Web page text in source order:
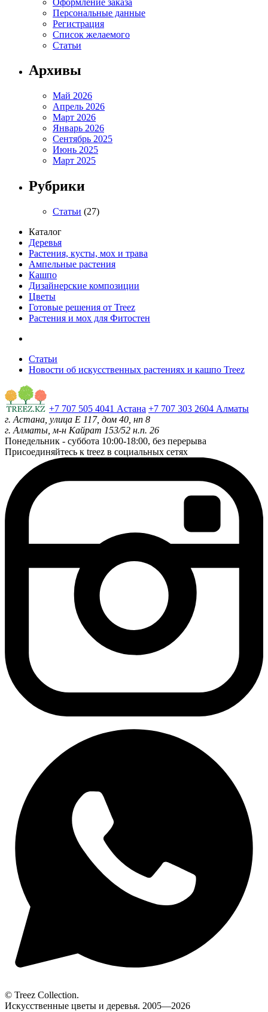
Персональные данные
Регистрация
Список желаемого
Статьи
Архивы
Май 2026
Апрель 2026
Март 2026
Январь 2026
Сентябрь 2025
Июнь 2025
Март 2025
Рубрики
Статьи (27)
Каталог
Деревья
Растения, кусты, мох и трава
Ампельные растения
Кашпо
Дизайнерские композиции
Цветы
Готовые решения от Treez
Растения и мох для Фитостен
Статьи
Новости об искусственных растениях и кашпо Treez
+7 707 505 4041 Астана +7 707 303 2604 Алматы
г. Астана, улица Е 117, дом 40, нп 8
г. Алматы, м-н Кайрат 153/52 н.п. 26
Понедельник - суббота 10:00-18:00, без перерыва
Присоединяйтесь к treez в социальных сетях
© Treez Collection.
Искусственные цветы и деревья. 2005—2026